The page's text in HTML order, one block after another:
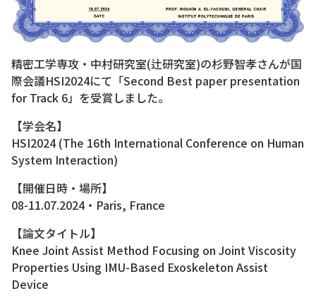
精密工学専攻・中村研究室(辻研究室)の杉野智孝さんが国
際会議HSI2024にて「Second Best paper presentation
for Track 6」を受賞しました。
【学会名】
HSI2024 (The 16th International Conference on Human
System Interaction)
【開催日時・場所】
08-11.07.2024・Paris, France
【論文タイトル】
Knee Joint Assist Method Focusing on Joint Viscosity
Properties Using IMU-Based Exoskeleton Assist
Device